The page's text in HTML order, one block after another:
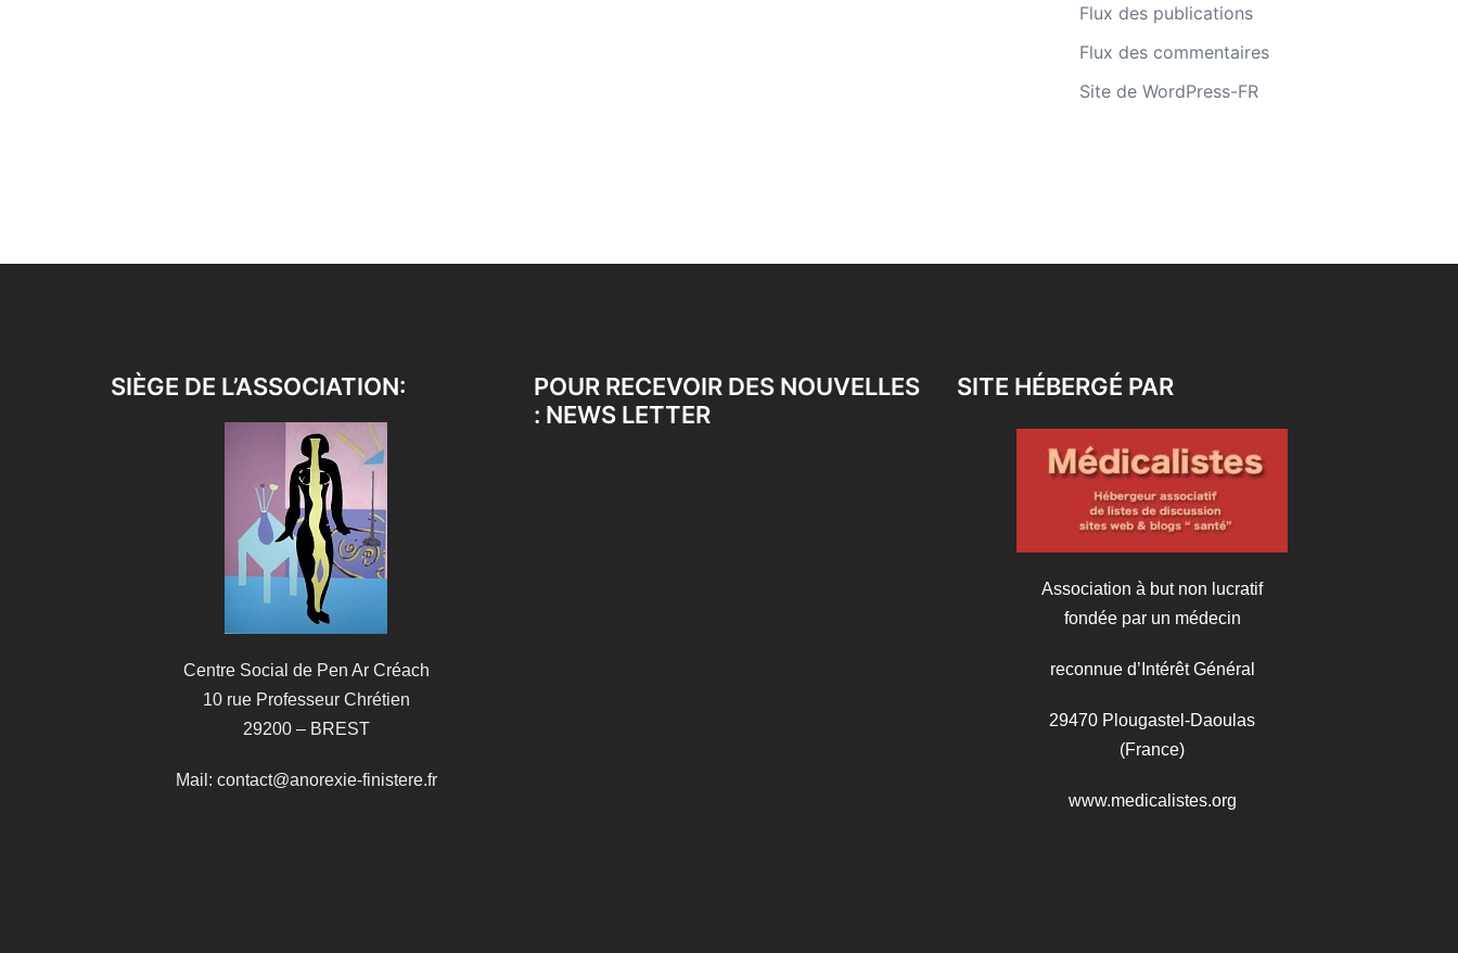
Flux des publications
Flux des commentaires
Site de WordPress-FR
SIÈGE DE L’ASSOCIATION:
Centre Social de Pen Ar Créach
10 rue Professeur Chrétien
29200 – BREST
Mail: contact@anorexie-finistere.fr
POUR RECEVOIR DES NOUVELLES
: NEWS LETTER
SITE HÉBERGÉ PAR
Association à but non lucratif
fondée par un médecin
reconnue d’Intérêt Général
29470 Plougastel-Daoulas
(France)
www.medicalistes.org